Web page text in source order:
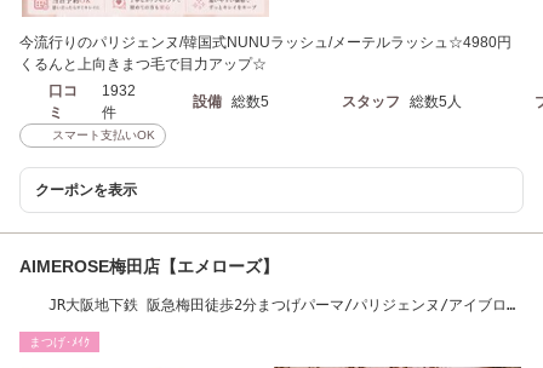
今流行りのパリジェンヌ/韓国式NUNUラッシュ/メーテルラッシュ☆4980円
くるんと上向きまつ毛で目力アップ☆
口コ
ミ
1932
件
設備 総数5 スタッフ 総数5人
スマート支払いOK
クーポンを表示
AIMEROSE梅田店【エメローズ】
JR大阪地下鉄 阪急梅田徒歩2分まつげパーマ/パリジェンヌ/アイブロ
まつげ･ﾒｲｸ